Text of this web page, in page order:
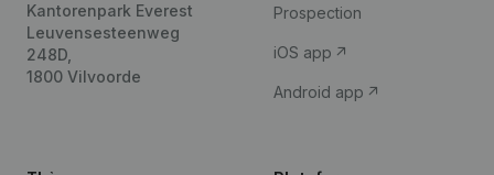
Kantorenpark Everest
Leuvensesteenweg
248D,
1800 Vilvoorde
Prospection
iOS app
Android app